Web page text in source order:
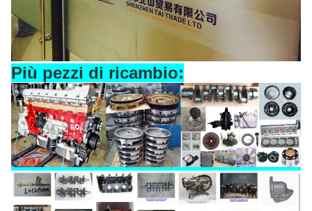
Più pezzi di ricambio: